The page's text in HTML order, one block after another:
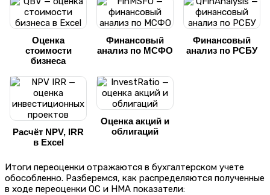
Оценка
стоимости
бизнеса
Финансовый
анализ по МСФО
Финансовый
анализ по РСБУ
Расчёт NPV, IRR
в Excel
Оценка акций и
облигаций
Итоги переоценки отражаются в бухгалтерском учете
обособленно. Разберемся, как распределяются полученные
в ходе переоценки ОС и НМА показатели: